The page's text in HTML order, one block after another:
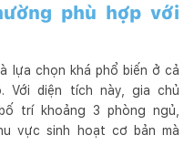
phù hợp với
lựa chọn khá phổ biến ở cả
Với diện tích này, gia chủ
trí khoảng 3 phòng ngủ,
vực sinh hoạt cơ bản mà